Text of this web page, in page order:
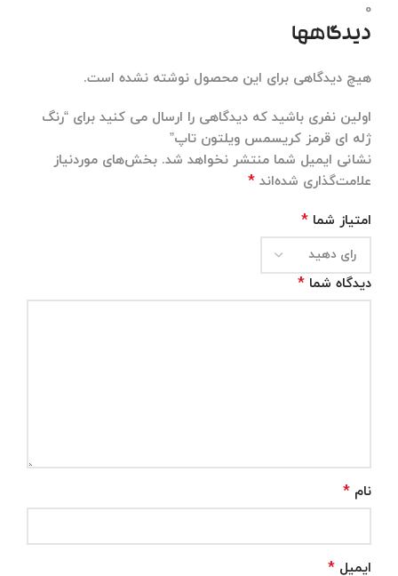
0
دیدگاهها
هیچ دیدگاهی برای این محصول نوشته نشده است.
اولین نفری باشید که دیدگاهی را ارسال می کنید برای “رنگ
ژله ای قرمز کریسمس ویلتون تاپ”
نشانی ایمیل شما منتشر نخواهد شد. بخش‌های موردنیاز
علامت‌گذاری شده‌اند *
امتیاز شما *
دیدگاه شما *
نام *
ایمیل *